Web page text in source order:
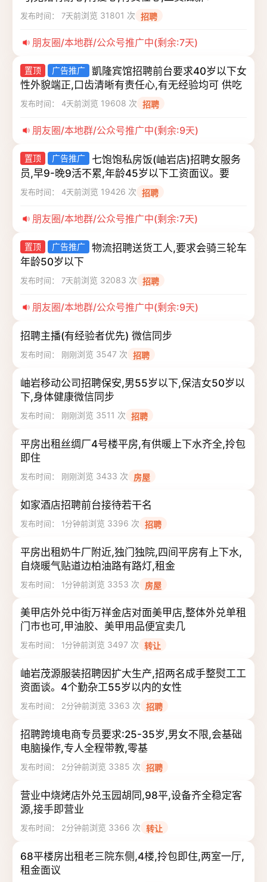
发布时间： 7天前浏览 31801 次 招聘
朋友圈/本地群/公众号推广中(剩余:7天)
置顶 广告推广
凱隆宾馆招聘前台要求40岁以下女
性外貌端正,口齿清晰有责任心,有无经验均可 供吃
发布时间： 4天前浏览 19608 次 招聘
朋友圈/本地群/公众号推广中(剩余:9天)
置顶 广告推广
七饱饱私房饭(岫岩店)招聘女服务
员,早9-晚9活不累,年龄45岁以下工资面议。要
发布时间： 4天前浏览 19426 次 招聘
朋友圈/本地群/公众号推广中(剩余:7天)
置顶 广告推广
物流招聘送货工人,要求会骑三轮车
年龄50岁以下
发布时间： 7天前浏览 32083 次 招聘
朋友圈/本地群/公众号推广中(剩余:9天)
招聘主播(有经验者优先) 微信同步
发布时间： 刚刚浏览 3547 次 招聘
岫岩移动公司招聘保安,男55岁以下,保洁女50岁以
下,身体健康微信同步
发布时间： 刚刚浏览 3511 次 招聘
平房出租丝绸厂4号楼平房,有供暖上下水齐全,拎包
即住
发布时间： 刚刚浏览 3433 次 房屋
如家酒店招聘前台接待若干名
发布时间： 1分钟前浏览 3396 次 招聘
平房出租奶牛厂附近,独门独院,四间平房有上下水,
自烧暖气贴道边柏油路有路灯,租金
发布时间： 1分钟前浏览 3353 次 房屋
美甲店外兑中街万祥金店对面美甲店,整体外兑单租
门市也可,甲油胶、美甲用品便宜卖几
发布时间： 1分钟前浏览 3497 次 转让
岫岩茂源服装招聘因扩大生产,招两名成手整熨工工
资面谈。4个勤杂工55岁以内的女性
发布时间： 2分钟前浏览 3363 次 招聘
招聘跨境电商专员要求:25-35岁,男女不限,会基础
电脑操作,专人全程带教,零基
发布时间： 2分钟前浏览 3385 次 招聘
营业中烧烤店外兑玉园胡同,98平,设备齐全稳定客
源,接手即营业
发布时间： 2分钟前浏览 3366 次 转让
68平楼房出租老三院东侧,4楼,拎包即住,两室一厅,
租金面议